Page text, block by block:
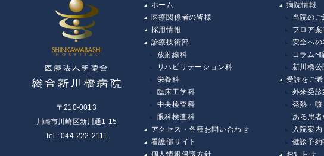
〒210-0013
川崎市川崎区新川通1-15
Tel : 044-222-2111
ホーム
医療関係者の皆様
採用情報
診療技術部
放射線科
リハビリテーション科
栄養科
臨床工学科
中央検査科
眼科検査科
アクセス・各種お問い合わせ
看護部サイト
個人情報保護方針
病院情報
当院のご
フロア案
安全へ
コラム~
新川橋
受診をご
外来受診
発熱・
ある患者
入院案内
健診予
お知らせ